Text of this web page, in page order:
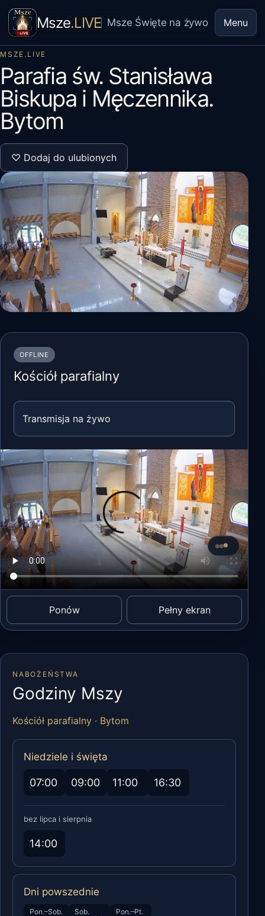
Msze.LIVE Msze Święte na żywo Menu
MSZE.LIVE
Parafia św. Stanisława
Biskupa i Męczennika.
Bytom
♡ Dodaj do ulubionych
OFFLINE
Kościół parafialny
Transmisja na żywo
Ponawiamy
Ponów Pełny ekran
NABOŻEŃSTWA
Godziny Mszy
Kościół parafialny · Bytom
Niedziele i święta
07:00 09:00 11:00 16:30
bez lipca i sierpnia
14:00
Dni powszednie
Pon.–Sob. Sob. Pon.–Pt.